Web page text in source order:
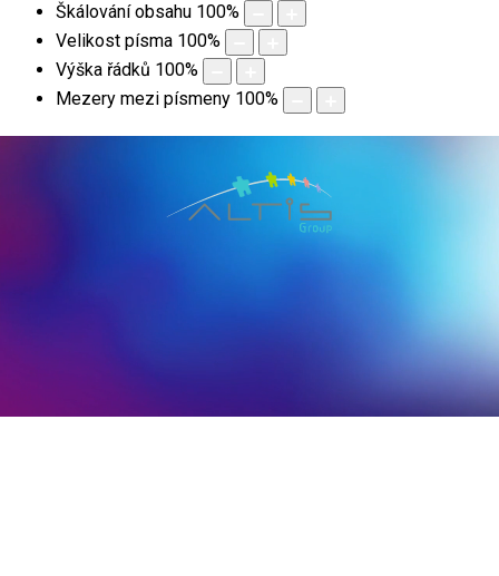
Škálování obsahu 100%
Velikost písma 100%
Výška řádků 100%
Mezery mezi písmeny 100%